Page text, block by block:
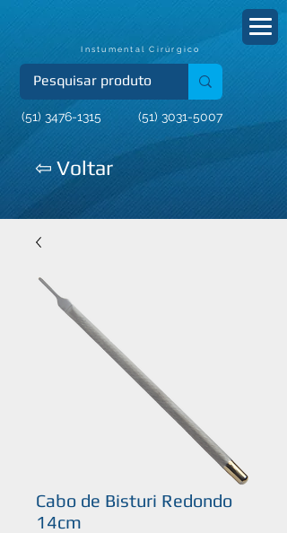
(51) 3031-5007
(51) 3476-1315
Instumental Cirúrgico
⇦ Voltar
Cabo de Bisturi Redondo
14cm